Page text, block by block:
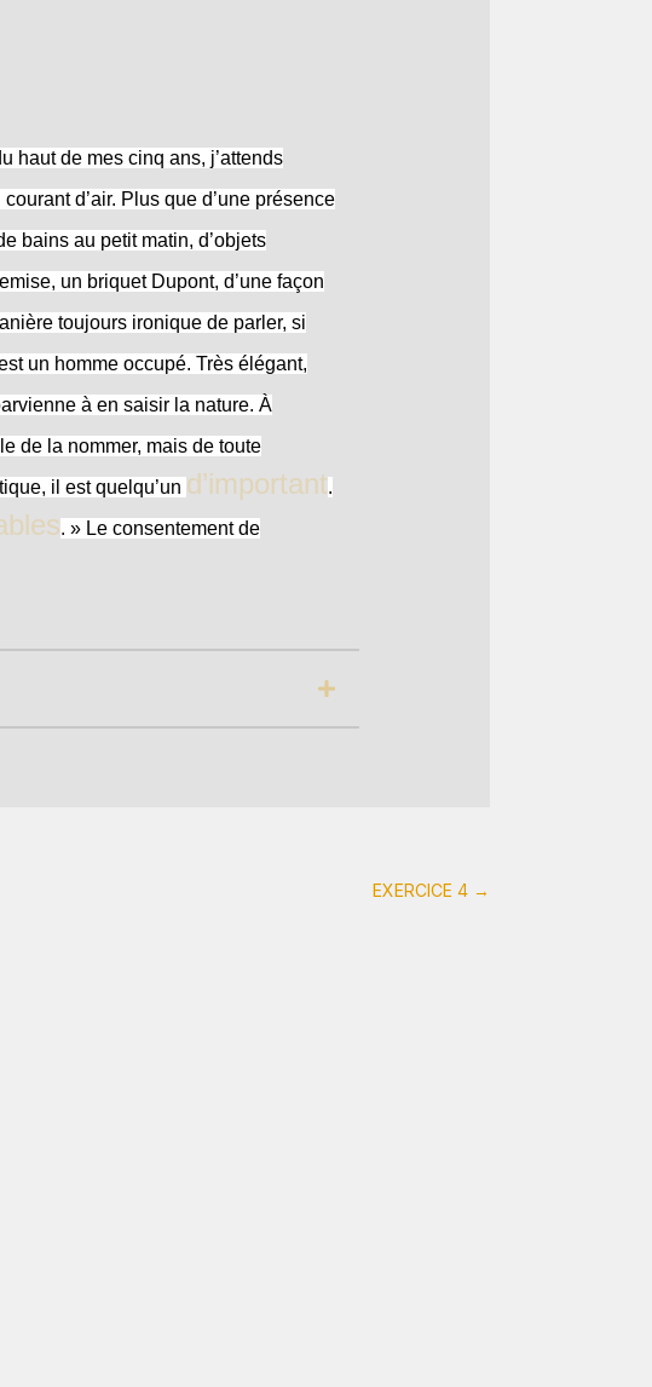
haut de mes cinq ans, j’attends
d’air. Plus que d’une présence
bains au petit matin, d’objets
un briquet Dupont, d’une façon
toujours ironique de parler, si
un homme occupé. Très élégant,
à en saisir la nature. À
de la nommer, mais de toute
il est quelqu’un d’important.
. » Le consentement de
EXERCICE 4→